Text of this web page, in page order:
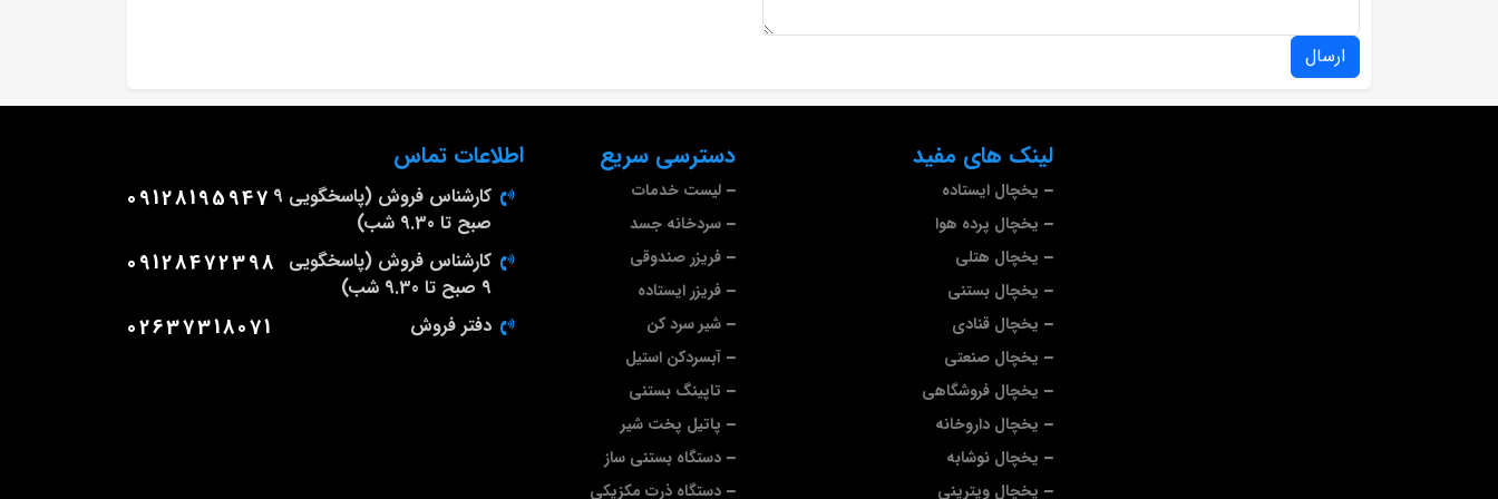
ارسال
لینک های مفید
یخچال ایستاده
یخچال پرده هوا
یخچال هتلی
یخچال بستنی
یخچال قنادی
یخچال صنعتی
یخچال فروشگاهی
یخچال داروخانه
یخچال نوشابه
یخچال ویترینی
دسترسی سریع
لیست خدمات
سردخانه جسد
فریزر صندوقی
فریزر ایستاده
شیر سرد کن
آبسردکن استیل
تاپینگ بستنی
پاتیل پخت شیر
دستگاه بستنی ساز
دستگاه ذرت مکزیکی
اطلاعات تماس
کارشناس فروش (پاسخگویی 9
صبح تا 9.30 شب)
09128195947
کارشناس فروش (پاسخگویی
9 صبح تا 9.30 شب)
09128472398
دفتر فروش 02637318071